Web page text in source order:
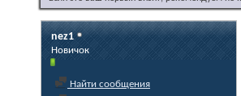
nez1
Новичок
Найти сообщения